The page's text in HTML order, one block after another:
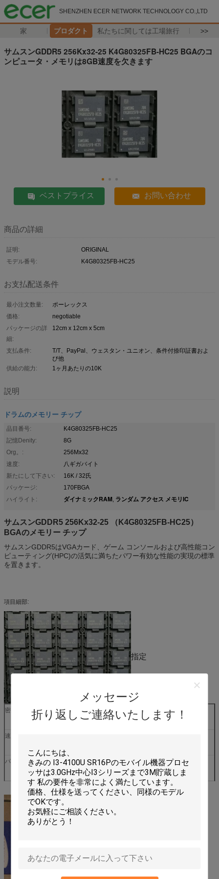
SHENZHEN ECER NETWORK TECHNOLOGY CO.,LTD
家 プロダクト 私たちに関しては工場旅行 >>
メッセージ
折り返しご連絡いたします！
サムスンGDDR5 256Kx32-25 K4G80325FB-HC25 BGAのコ
ンピュータ・メモリは8GB速度を欠きます
ベストプライス お問い合わせ
商品の詳細
証明:
ORIGINAL
モデル番号:
K4G80325FB-HC25
お支払配送条件
最小注文数量:
ポーレックス
価格:
negotiable
パッケージの詳
細:
12cm x 12cm x 5cm
支払条件:
T/T、PayPal、ウェスタン・ユニオン、条件付捺印証書およ
び他
供給の能力:
1ヶ月あたりの10K
説明
ドラムのメモリー チップ
品目番号:
K4G80325FB-HC25
記憶Denity:
8G
Org。:
256Mx32
速度:
八ギガバイト
新たにして下さい:
16K / 32氏
パッケージ:
170FBGA
ハイライト:
ダイナミックRAM, ランダム アクセス メモリIC
サムスンGDDR5 256Kx32-25 （K4G80325FB-HC25）
BGAのメモリー チップ
サムスンGDDR5はVGAカード、ゲーム コンソールおよび高性能コン
ピューティング(HPC)の活気に満ちたパワー有効な性能の実現の標準
を置きます。
項目細部:
指定
密度 8Gb Org。 256M x 32
速度
パッケージ 170FBGA プロダクト状態 大量生産